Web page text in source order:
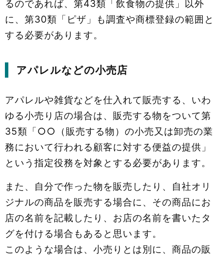
るのであれば、第43類「飲食物の提供」以外
に、第30類「ピザ」も調査や商標登録の範囲と
する必要があります。
アパレルなどの小売店
アパレルや雑貨などを仕入れて販売する、いわ
ゆる小売り店の場合は、販売する物をついて第
35類「○○（販売する物）の小売又は卸売の業
務において行われる顧客に対する便益の提供」
という指定役務を対象とする必要があります。
また、自分で作った物を販売したり、自社オリ
ジナルの商品を販売する場合に、その商品にお
店の名前を記載したり、お店の名前を書いたタ
グを付ける場合もあると思います。
このような場合は、小売りとは別に、商品の販